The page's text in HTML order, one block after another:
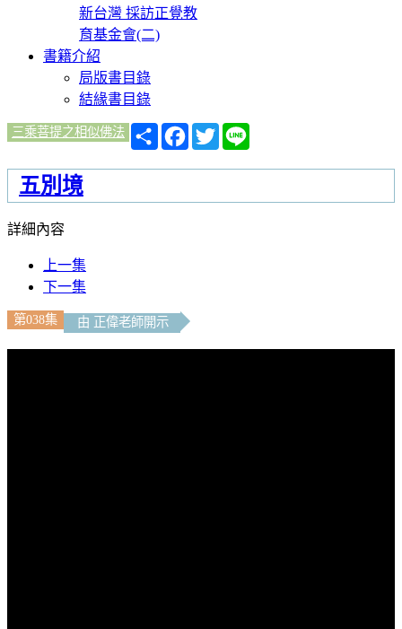
新台灣 採訪正覺教
育基金會(二)
書籍介紹
局版書目錄
結緣書目錄
三乘菩提之相似佛法
分
享
Facebook
Twitter
五別境
詳細內容
上一集
下一集
第038集 由 正偉老師開示